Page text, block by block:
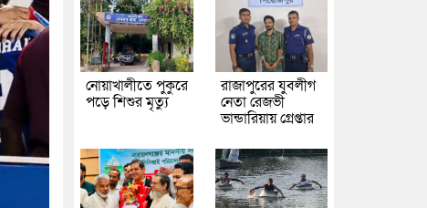
নোয়াখালীতে পুকুরে
পড়ে শিশুর মৃত্যু
রাজাপুরের যুবলীগ
নেতা রেজভী
ভান্ডারিয়ায় গ্রেপ্তার